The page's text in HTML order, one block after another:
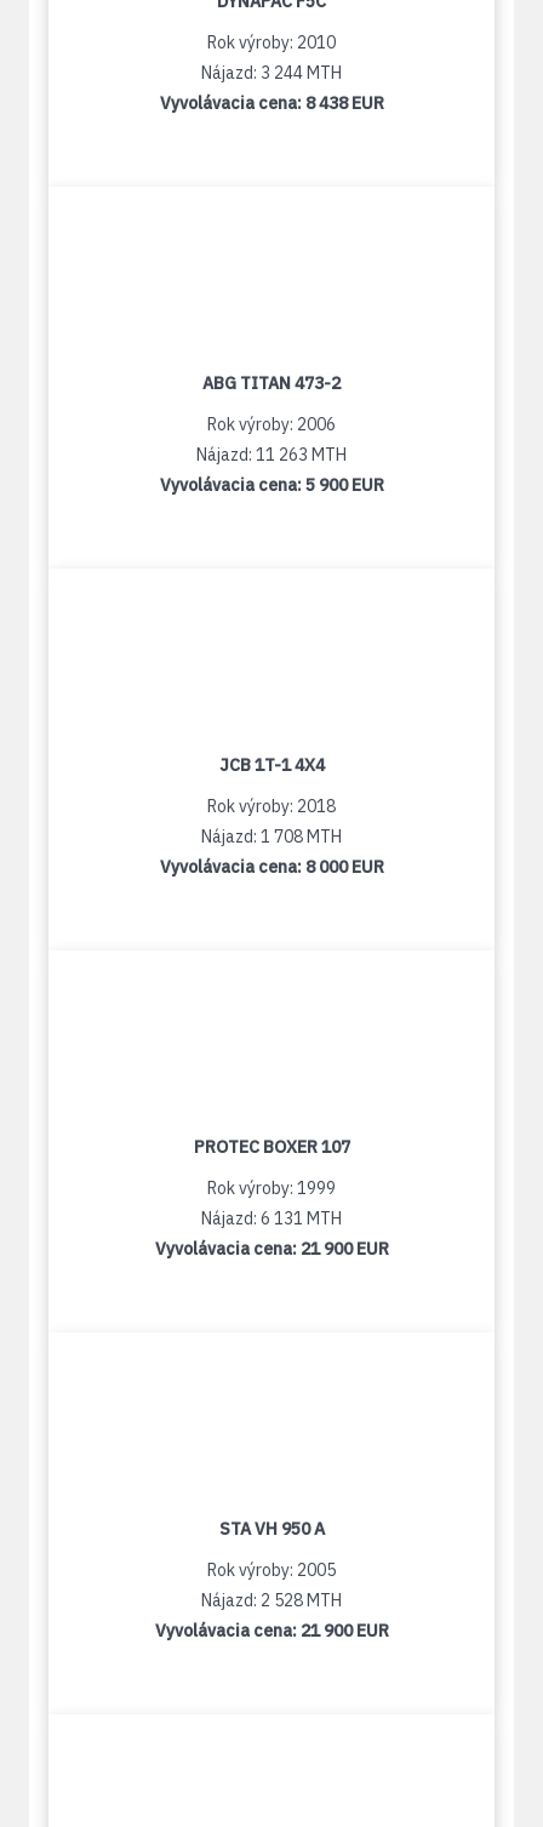
Rok výroby: 2010
Nájazd: 3 244 MTH
Vyvolávacia cena: 8 438 EUR
ABG TITAN 473-2
Rok výroby: 2006
Nájazd: 11 263 MTH
Vyvolávacia cena:5 900 EUR
JCB 1T-1 4X4
Rok výroby: 2018
Nájazd: 1 708 MTH
Vyvolávacia cena: 8 000 EUR
PROTEC BOXER 107
Rok výroby: 1999
Nájazd: 6 131 MTH
Vyvolávacia cena: 21 900 EUR
STA VH 950 A
Rok výroby: 2005
Nájazd: 2 528 MTH
Vyvolávacia cena: 21 900 EUR